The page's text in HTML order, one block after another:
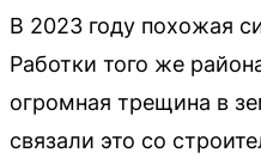
В 2023 году похожая
Работки того же
огромная трещина в
связали это со